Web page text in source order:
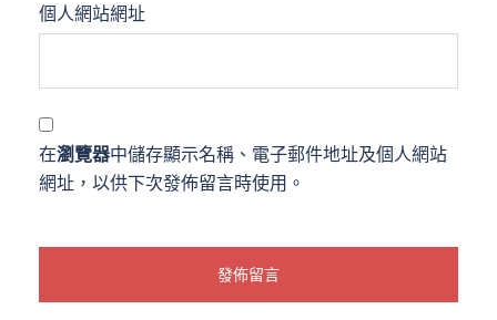
個人網站網址
在瀏覽器中儲存顯示名稱、電子郵件地址及個人網站
網址，以供下次發佈留言時使用。